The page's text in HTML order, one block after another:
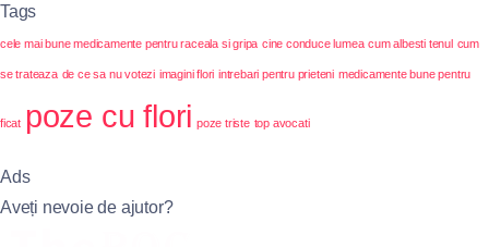
Tags
cele mai bune medicamente pentru raceala si gripa cine conduce lumea cum albesti tenul cum
se trateaza de ce sa nu votezi imagini flori intrebari pentru prieteni medicamente bune pentru
ficat poze cu flori poze triste top avocati
Ads
Aveți nevoie de ajutor?